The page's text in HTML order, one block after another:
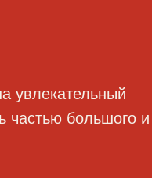
увлекательный
частью большого и